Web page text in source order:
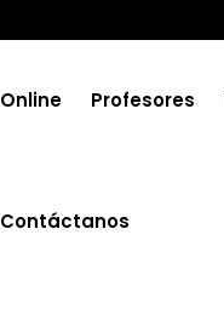
Online Profesores
Contáctanos